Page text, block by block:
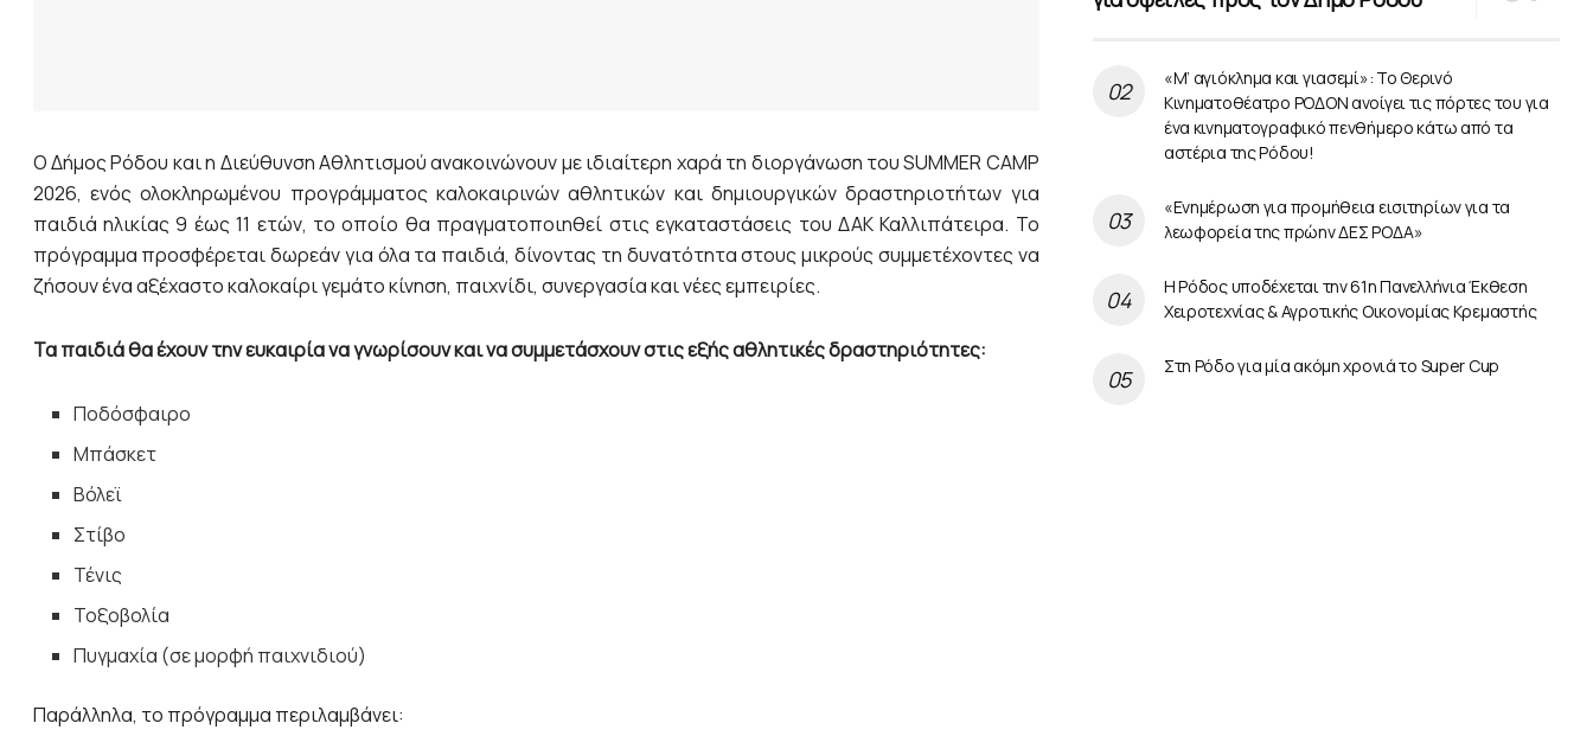
Ο Δήμος Ρόδου και η Διεύθυνση Αθλητισμού ανακοινώνουν με ιδιαίτερη χαρά τη διοργάνωση του SUMMER CAMP
2026, ενός ολοκληρωμένου προγράμματος καλοκαιρινών αθλητικών και δημιουργικών δραστηριοτήτων για
παιδιά ηλικίας 9 έως 11 ετών, το οποίο θα πραγματοποιηθεί στις εγκαταστάσεις του ΔΑΚ Καλλιπάτειρα. Το
πρόγραμμα προσφέρεται δωρεάν για όλα τα παιδιά, δίνοντας τη δυνατότητα στους μικρούς συμμετέχοντες να
ζήσουν ένα αξέχαστο καλοκαίρι γεμάτο κίνηση, παιχνίδι, συνεργασία και νέες εμπειρίες.
Τα παιδιά θα έχουν την ευκαιρία να γνωρίσουν και να συμμετάσχουν στις εξής αθλητικές δραστηριότητες:
Ποδόσφαιρο
Μπάσκετ
Βόλεϊ
Στίβο
Τένις
Τοξοβολία
Πυγμαχία (σε μορφή παιχνιδιού)
Παράλληλα, το πρόγραμμα περιλαμβάνει:
«Μ’ αγιόκλημα και γιασεμί»: Το Θερινό
Κινηματοθέατρο ΡΟΔΟΝ ανοίγει τις πόρτες του για
ένα κινηματογραφικό πενθήμερο κάτω από τα
αστέρια της Ρόδου!
«Ενημέρωση για προμήθεια εισιτηρίων για τα
λεωφορεία της πρώην ΔΕΣ ΡΟΔΑ»
Η Ρόδος υποδέχεται την 61η Πανελλήνια Έκθεση
Χειροτεχνίας & Αγροτικής Οικονομίας Κρεμαστής
Στη Ρόδο για μία ακόμη χρονιά το Super Cup